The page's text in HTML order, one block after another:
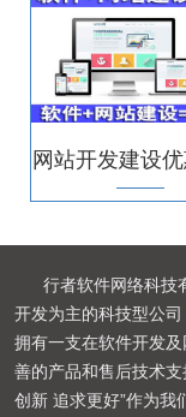
网站开发建设
行者软件网络科技
开发为主的科技型公
拥有一支在软件开发
善的产品和售后技术
创新 追求更好”作为我